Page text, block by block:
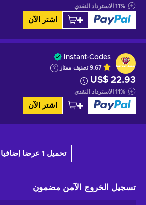
11% الاسترداد النقدي
اشتر الآن
Instant-Codes
9.67 تصنيف ممتاز
US$ 22.93
11% الاسترداد النقدي
اشتر الآن
تحميل 1 عرضا إضافيا
تسجيل الخروج الآمن مضمون